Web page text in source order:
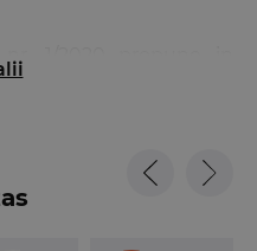
1/2020 propune in
ce contine in plus
atentia inclusiv
care pot si trebuie